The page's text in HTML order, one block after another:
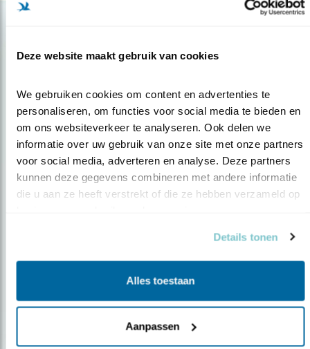
Deze website maakt gebruik van cookies
We gebruiken cookies om content en advertenties te
personaliseren, om functies voor social media te bieden en
om ons websiteverkeer te analyseren. Ook delen we
informatie over uw gebruik van onze site met onze partners
voor social media, adverteren en analyse. Deze partners
kunnen deze gegevens combineren met andere informatie
die u aan ze heeft verstrekt of die ze hebben verzameld op
Details tonen
Alles toestaan
Aanpassen
Op de hoogte blijven?
Meld je aan en ontvang nieuws, inspiratie, acties en tips
over vogels en activiteiten van Vogelbescherming.
AANMELDEN VOGELNIEUWS